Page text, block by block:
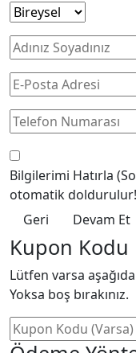
Bilgilerimi Hatırla
otomatik
Geri
Devam Et
Kupon Kodu
Lütfen varsa
Yoksa boş bırakınız.